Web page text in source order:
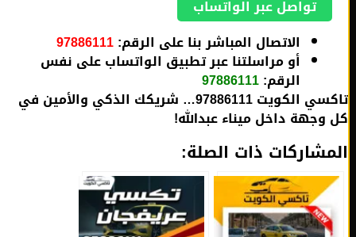
تواصل عبر الواتساب
الاتصال المباشر بنا على الرقم:97886111
أو مراسلتنا عبر تطبيق الواتساب على نفس
الرقم:97886111
تاكسي الكويت 97886111… شريكك الذكي والأمين في
داخل ميناء عبدالله!
ذات الصلة: